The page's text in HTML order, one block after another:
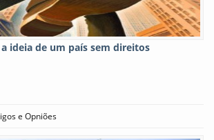
ideia de um país sem direitos
e Opniões